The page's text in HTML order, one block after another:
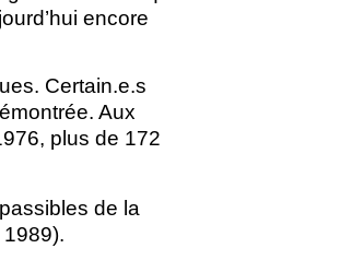
encore
Certain.e.s
Aux
plus de 172
de la